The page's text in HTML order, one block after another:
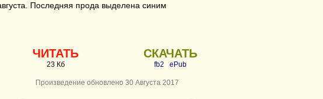
Последняя прода выделена синим
ЧИТАТЬ
23 Кб
СКАЧАТЬ
fb2 ePub
Произведение обновлено 30 Августа 2017